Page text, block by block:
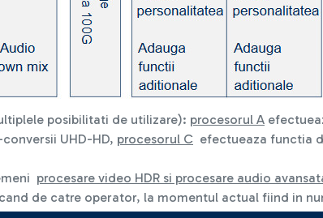
posibilitati de utilizare): procesorul A
UHD-HD, procesorul C efectueaza functia
procesare video HDR si procesare audio
de catre operator, la momentul actual fiind in